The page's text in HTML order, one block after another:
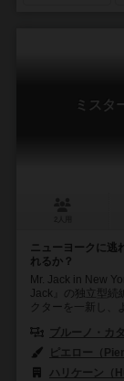
ミスタ
ニューヨークに逃
れるか？
Mr. Jack in New
Jack』の独立型続
クターを一新し、
ブルーノ・カ
ピエロー（
ハリケーン（